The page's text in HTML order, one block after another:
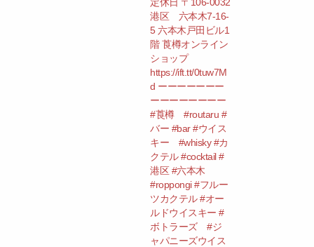
港区 六本木7-16-
5 六本木戸田ビル1
階 莨樽オンライン
ショップ
https://ift.tt/0tuw7M
d ーーーーーーー
ーーーーーーーー
#莨樽 #routaru #
バー #bar #ウイス
キー #whisky #カ
クテル #cocktail #
港区 #六本木
#roppongi #フルー
ツカクテル #オー
ルドウイスキー #
ボトラーズ #ジ
ャパニーズウイス